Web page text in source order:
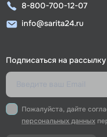
8-800-700-12-07
info@sarita24.ru
Подписаться на рассылку
Пожалуйста, дайте
персональных данных